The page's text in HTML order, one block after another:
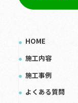
HOME
施工内容
施工事例
よくある質問